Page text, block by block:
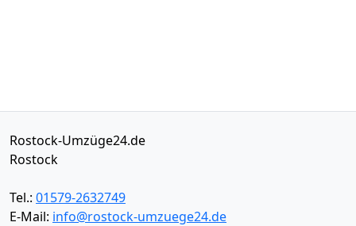
Rostock-Umzüge24.de
Rostock
Tel.: 01579-2632749
E-Mail: info@rostock-umzuege24.de